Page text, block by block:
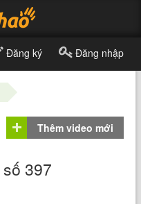
Đăng ký Đăng nhập
Thêm video mới
397